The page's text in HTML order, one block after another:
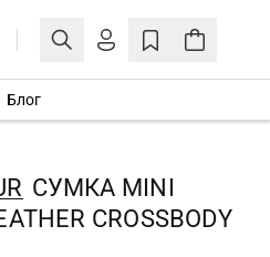
ЛИЧНЫЙ КАБИНЕТ
Еще не зарегистрированы?
СОЗДАТЬ УЧЕТНУЮ ЗАПИСЬ
Блог
СУМКА MINI
CROSSBODY